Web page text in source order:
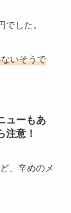
した。
いそうで
ューもあ
注意！
、辛めのメ